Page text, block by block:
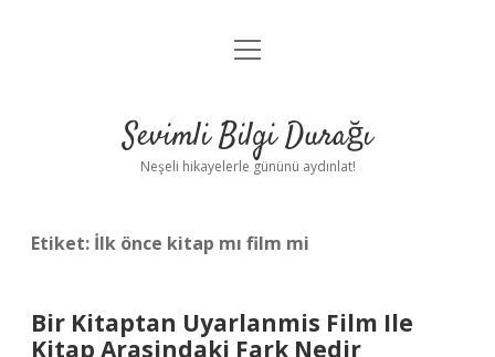
Anasayfa
Yasal Uyarı
menüyü
Sevimli Bilgi Durağı
Neşeli hikayelerle gününü aydınlat!
Etiket: İlk önce kitap mı film mi
Bir Kitaptan Uyarlanmis Film Ile
Kitap Arasindaki Fark Nedir